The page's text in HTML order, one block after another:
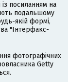
із посиланням на
подальшому
якій формі,
"Інтерфакс-
фотографічних
Getty